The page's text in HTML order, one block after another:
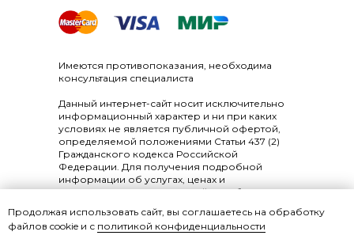
Имеются противопоказания, необходима
консультация специалиста
Данный интернет-сайт носит исключительно
информационный характер и ни при каких
условиях не является публичной офертой,
определяемой положениями Статьи 437 (2)
Гражданского кодекса Российской
Федерации. Для получения подробной
информации об услугах, ценах и
спецпредложениях, пожалуйста, обратитесь в
люди».
Продолжая использовать сайт, вы соглашаетесь на обработку
файлов cookie и с политикой конфиденциальности